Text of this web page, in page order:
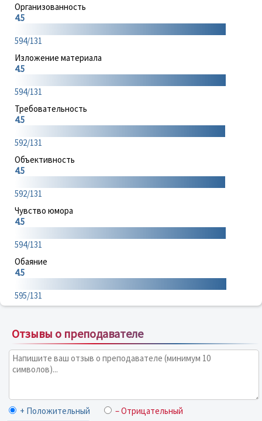
Организованность
4.5
594/131
Изложение материала
4.5
594/131
Требовательность
4.5
592/131
Объективность
4.5
592/131
Чувство юмора
4.5
594/131
Обаяние
4.5
595/131
Отзывы о преподавателе
+ Положительный – Отрицательный